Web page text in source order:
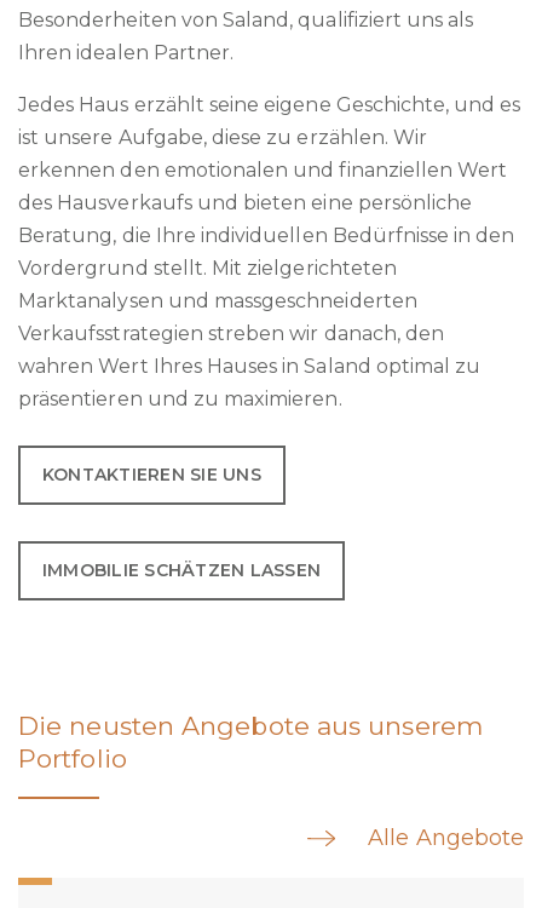
Besonderheiten von Saland, qualifiziert uns als
Ihren idealen Partner.
Jedes Haus erzählt seine eigene Geschichte, und es
ist unsere Aufgabe, diese zu erzählen. Wir
erkennen den emotionalen und finanziellen Wert
des Hausverkaufs und bieten eine persönliche
Beratung, die Ihre individuellen Bedürfnisse in den
Vordergrund stellt. Mit zielgerichteten
Marktanalysen und massgeschneiderten
Verkaufsstrategien streben wir danach, den
wahren Wert Ihres Hauses in Saland optimal zu
präsentieren und zu maximieren.
KONTAKTIEREN SIE UNS
IMMOBILIE SCHÄTZEN LASSEN
Die neusten Angebote aus unserem
Portfolio
Alle Angebote